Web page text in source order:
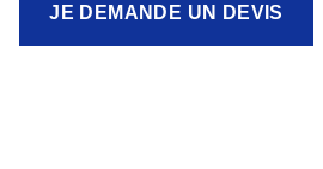
JE DEMANDE UN DEVIS